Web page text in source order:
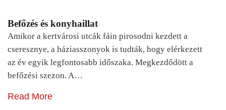
Befőzés és konyhaillat
Amikor a kertvárosi utcák fáin pirosodni kezdett a
cseresznye, a háziasszonyok is tudták, hogy elérkezett
az év egyik legfontosabb időszaka. Megkezdődött a
befőzési szezon. A…
Read More